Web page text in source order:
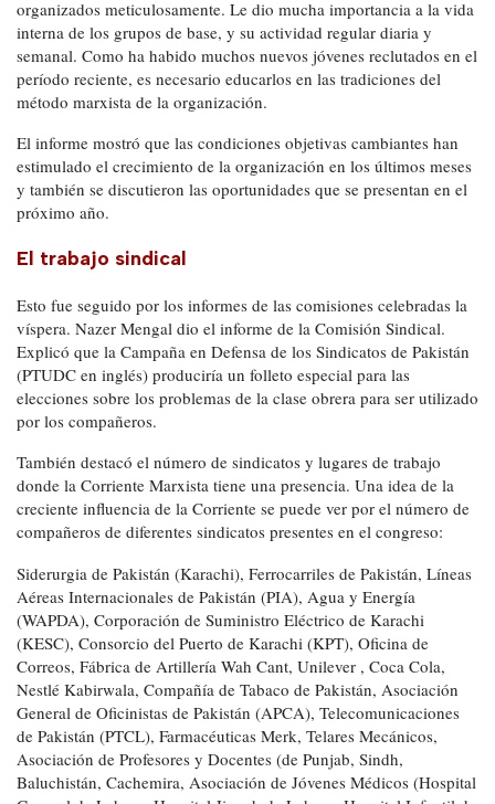
organizados meticulosamente. Le dio mucha importancia a la vida
interna de los grupos de base, y su actividad regular diaria y
semanal. Como ha habido muchos nuevos jóvenes reclutados en el
período reciente, es necesario educarlos en las tradiciones del
método marxista de la organización.
El informe mostró que las condiciones objetivas cambiantes han
estimulado el crecimiento de la organización en los últimos meses
y también se discutieron las oportunidades que se presentan en el
próximo año.
El trabajo sindical
Esto fue seguido por los informes de las comisiones celebradas la
víspera. Nazer Mengal dio el informe de la Comisión Sindical.
Explicó que la Campaña en Defensa de los Sindicatos de Pakistán
(PTUDC en inglés) produciría un folleto especial para las
elecciones sobre los problemas de la clase obrera para ser utilizado
por los compañeros.
También destacó el número de sindicatos y lugares de trabajo
donde la Corriente Marxista tiene una presencia. Una idea de la
creciente influencia de la Corriente se puede ver por el número de
compañeros de diferentes sindicatos presentes en el congreso:
Siderurgia de Pakistán (Karachi), Ferrocarriles de Pakistán, Líneas
Aéreas Internacionales de Pakistán (PIA), Agua y Energía
(WAPDA), Corporación de Suministro Eléctrico de Karachi
(KESC), Consorcio del Puerto de Karachi (KPT), Oficina de
Correos, Fábrica de Artillería Wah Cant, Unilever , Coca Cola,
Nestlé Kabirwala, Compañía de Tabaco de Pakistán, Asociación
General de Oficinistas de Pakistán (APCA), Telecomunicaciones
de Pakistán (PTCL), Farmacéuticas Merk, Telares Mecánicos,
Asociación de Profesores y Docentes (de Punjab, Sindh,
Baluchistán, Cachemira, Asociación de Jóvenes Médicos (Hospital